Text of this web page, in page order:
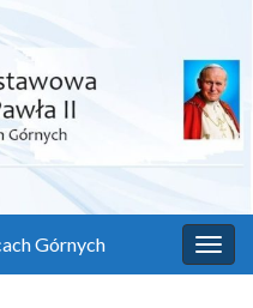
Górnych